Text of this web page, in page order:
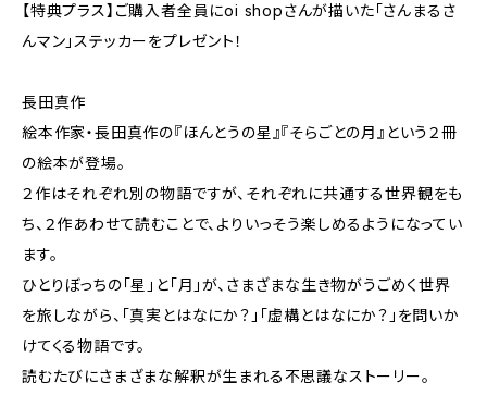
【特典プラス】ご購入者全員にoi shopさんが描いた「さんまるさ
んマン」ステッカーをプレゼント！
長田真作
絵本作家・長田真作の『ほんとうの星』『そらごとの月』という２冊
の絵本が登場。
２作はそれぞれ別の物語ですが、それぞれに共通する世界観をも
ち、２作あわせて読むことで、よりいっそう楽しめるようになってい
ます。
ひとりぼっちの「星」と「月」が、さまざまな生き物がうごめく世界
を旅しながら、「真実とはなにか？」「虚構とはなにか？」を問いか
けてくる物語です。
読むたびにさまざまな解釈が生まれる不思議なストーリー。